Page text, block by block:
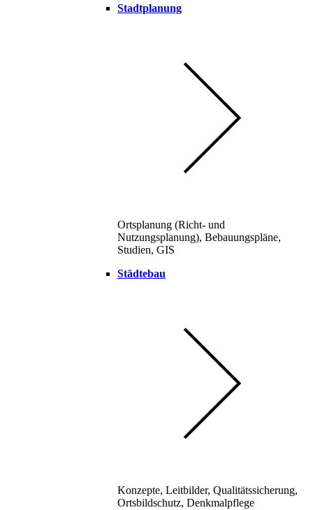
Stadtplanung
Ortsplanung (Richt- und
Nutzungsplanung), Bebauungspläne,
Studien, GIS
Städtebau
Konzepte, Leitbilder, Qualitätssicherung,
Ortsbildschutz, Denkmalpflege